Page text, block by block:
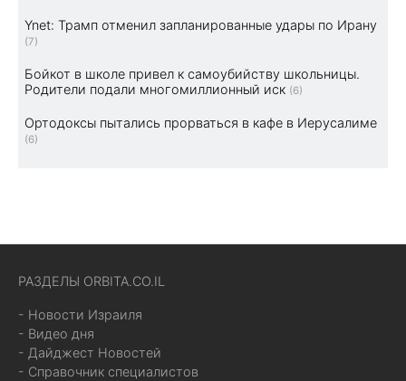
Ynet: Трамп отменил запланированные удары по Ирану
(7)
Бойкот в школе привел к самоубийству школьницы.
Родители подали многомиллионный иск (6)
Ортодоксы пытались прорваться в кафе в Иерусалиме
(6)
РАЗДЕЛЫ ORBITA.CO.IL
- Новости Израиля
- Видео дня
- Дайджест Новостей
- Справочник специалистов